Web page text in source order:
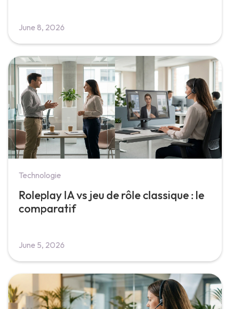
June 8, 2026
Technologie
Roleplay IA vs jeu de rôle classique : le
comparatif
June 5, 2026